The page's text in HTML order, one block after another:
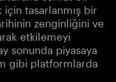
için tasarlanmış bir
zenginliğini ve
etkilemeyi
sonunda piyasaya
gibi platformlarda